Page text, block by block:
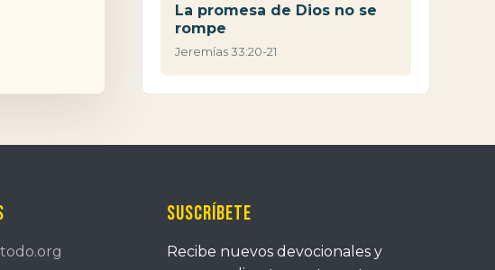
La promesa de Dios no se
rompe
Jeremías 33:20-21
Suscríbete
Recibe nuevos devocionales y